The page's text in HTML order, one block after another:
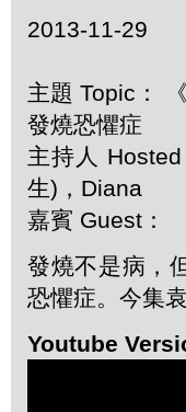
2013-11-29
主題 Topic：
發燒恐懼症
主持人
生)，Diana
嘉賓 Guest：
發燒不是病，
恐懼症。今集
Youtube